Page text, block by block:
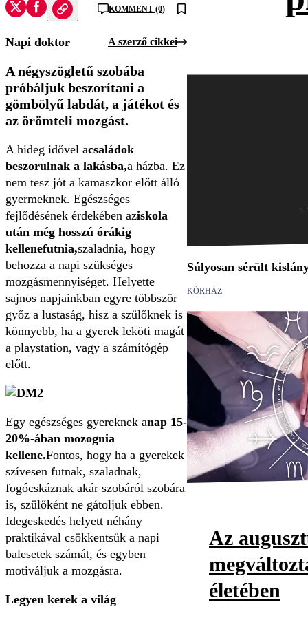
KOMMENT (0)
Napi doktor A szerző cikkei
A négyszögletű szobába
próbáljuk beszorítani a
gömbölyű labdát, a játékot és
az örömteli mozgást.
A hideg idővel acsaládok
beszorulnak a lakásba,a házba. Ez
nem tesz jót a kamaszkor előtt álló
gyermeknek. Egészséges
fejlődésének érdekében aziskola
után még hosszú órákig
kellenefutnia,szaladnia, hogy
behozza a napi szükséges
mozgásmennyiséget. Helyette
sajnos napjainkban egyre többször
győz a lustaság, hisz a szülőknek is
könnyebb, ha a gyerek leköti magát
a playstation, vagy a számítógép
előtt.
Egy egészséges gyereknek anap 15-
20%-ában mozognia
kellene.Fontos, hogy ha a gyerekek
szívesen futnak, szaladnak,
fogócskáznak akár szobáról szobára
is, szülőként ne gátoljuk ebben.
Idegeskedés helyett néhány
praktikával csökkentsük a napi
balesetek számát, és egyben
motiváljuk a mozgásra.
Legyen kerek a világ
Súlyosan sérült
KÓRHÁZ
Az
életében